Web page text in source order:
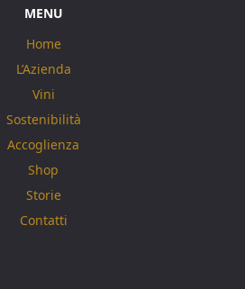
MENU
Home
L’Azienda
Vini
Sostenibilità
Accoglienza
Shop
Storie
Contatti